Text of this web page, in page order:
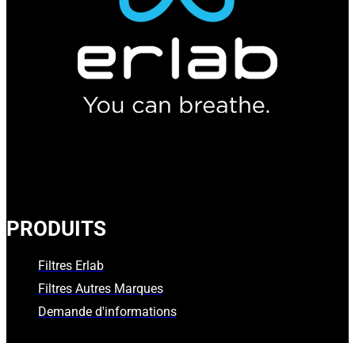
PRODUITS
Filtres Erlab
Filtres Autres Marques
Demande d'informations